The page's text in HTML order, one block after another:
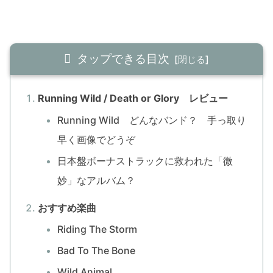
タップできる目次
Running Wild / Death or Glory レビュー
Running Wild どんなバンド？ 手っ取り
早く画像でどうぞ
日本盤ボーナストラックに救われた「微
妙」なアルバム？
おすすめ楽曲
Riding The Storm
Bad To The Bone